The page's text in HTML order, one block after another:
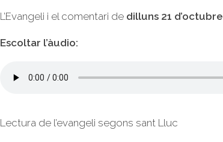
L’Evangeli i el comentari de dilluns 21 d’octubre
Escoltar l’àudio:
Lectura de l’evangeli segons sant Lluc